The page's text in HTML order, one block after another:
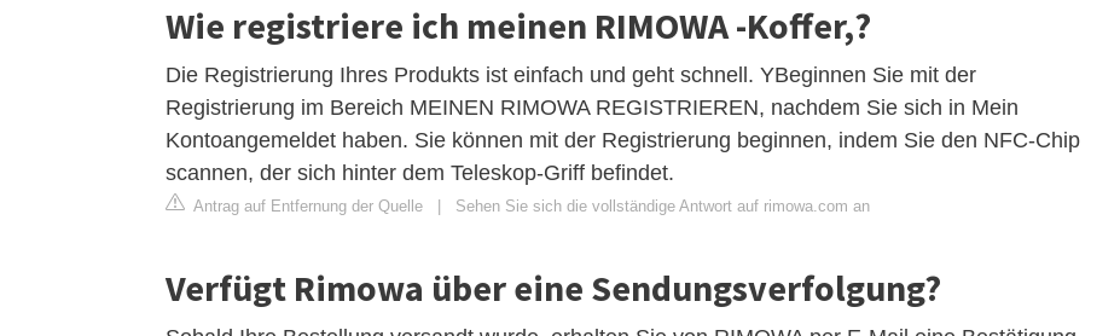
Wie registriere ich meinen RIMOWA -Koffer,?
Die Registrierung Ihres Produkts ist einfach und geht schnell. YBeginnen Sie mit der
Registrierung im Bereich MEINEN RIMOWA REGISTRIEREN, nachdem Sie sich in Mein
Kontoangemeldet haben. Sie können mit der Registrierung beginnen, indem Sie den NFC-Chip
scannen, der sich hinter dem Teleskop-Griff befindet.
Antrag auf Entfernung der Quelle | Sehen Sie sich die vollständige Antwort auf rimowa.com an
Verfügt Rimowa über eine Sendungsverfolgung?